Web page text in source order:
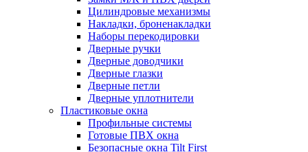
Цилиндровые механизмы
Накладки, броненакладки
Наборы перекодировки
Дверные ручки
Дверные доводчики
Дверные глазки
Дверные петли
Дверные уплотнители
Пластиковые окна
Профильные системы
Готовые ПВХ окна
Безопасные окна Tilt First